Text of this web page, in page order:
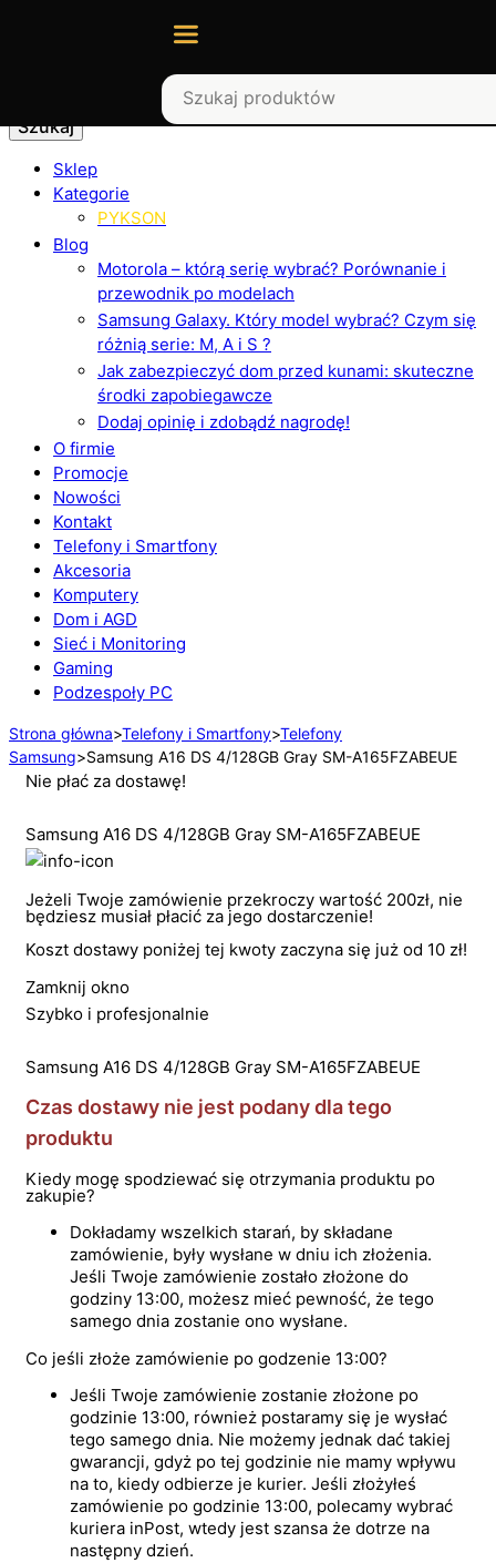
Sklep
Kategorie
PYKSON
Blog
Motorola – którą serię wybrać? Porównanie i
przewodnik po modelach
Samsung Galaxy. Który model wybrać? Czym się
różnią serie: M, A i S ?
Jak zabezpieczyć dom przed kunami: skuteczne
środki zapobiegawcze
Dodaj opinię i zdobądź nagrodę!
O firmie
Promocje
Nowości
Kontakt
Telefony i Smartfony
Akcesoria
Komputery
Dom i AGD
Sieć i Monitoring
Gaming
Podzespoły PC
Strona główna>Telefony i Smartfony>Telefony
Samsung>Samsung A16 DS 4/128GB Gray SM-A165FZABEUE
Nie płać za dostawę!
Samsung A16 DS 4/128GB Gray SM-A165FZABEUE
Jeżeli Twoje zamówienie przekroczy wartość 200zł, nie
będziesz musiał płacić za jego dostarczenie!
Koszt dostawy poniżej tej kwoty zaczyna się już od 10 zł!
Zamknij okno
Szybko i profesjonalnie
Samsung A16 DS 4/128GB Gray SM-A165FZABEUE
Czas dostawy nie jest podany dla tego
produktu
Kiedy mogę spodziewać się otrzymania produktu po
zakupie?
Dokładamy wszelkich starań, by składane
zamówienie, były wysłane w dniu ich złożenia.
Jeśli Twoje zamówienie zostało złożone do
godziny 13:00, możesz mieć pewność, że tego
samego dnia zostanie ono wysłane.
Co jeśli złoże zamówienie po godzenie 13:00?
Jeśli Twoje zamówienie zostanie złożone po
godzinie 13:00, również postaramy się je wysłać
tego samego dnia. Nie możemy jednak dać takiej
gwarancji, gdyż po tej godzinie nie mamy wpływu
na to, kiedy odbierze je kurier. Jeśli złożyłeś
zamówienie po godzinie 13:00, polecamy wybrać
kuriera inPost, wtedy jest szansa że dotrze na
następny dzień.